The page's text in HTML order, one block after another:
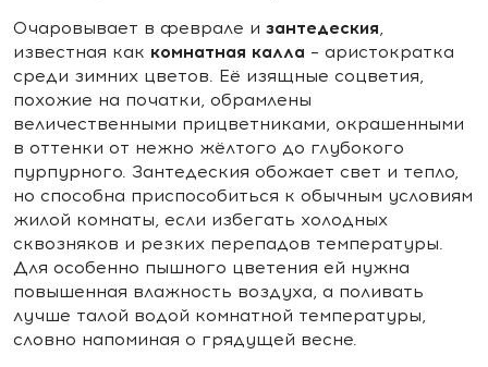
Очаровывает в феврале и зантедеския,
известная как комнатная калла – аристократка
среди зимних цветов. Её изящные соцветия,
похожие на початки, обрамлены
величественными прицветниками, окрашенными
в оттенки от нежно жёлтого до глубокого
пурпурного. Зантедеския обожает свет и тепло,
но способна приспособиться к обычным условиям
жилой комнаты, если избегать холодных
сквозняков и резких перепадов температуры.
Для особенно пышного цветения ей нужна
повышенная влажность воздуха, а поливать
лучше талой водой комнатной температуры,
словно напоминая о грядущей весне.